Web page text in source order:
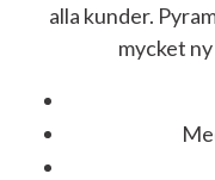
alla kunder.
mycket